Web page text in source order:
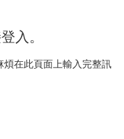
入。
在此頁面上輸入完整訊